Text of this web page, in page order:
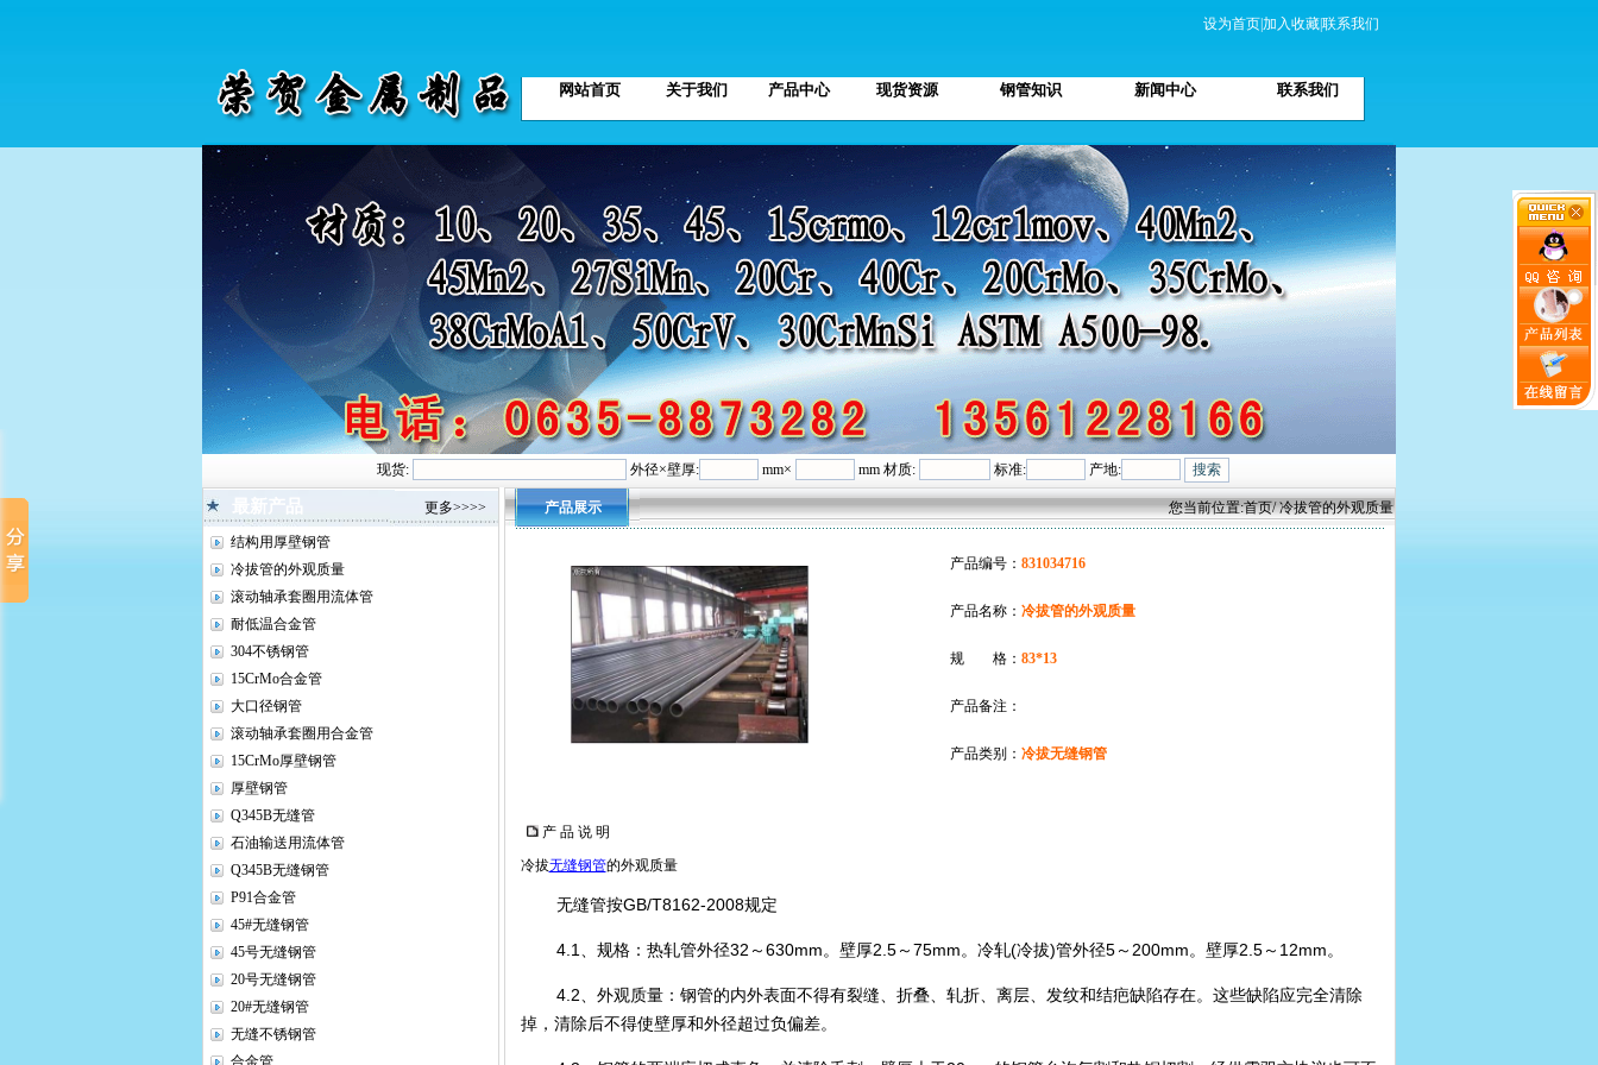
设为首页加入收藏联系我们
网站首页 关于我们 产品中心 现货资源 钢管知识 新闻中心 联系我们
现货: 外径×壁厚: mm× mm 材质: 标准: 产地:
最新产品 更多>>>>
结构用厚壁钢管
冷拔管的外观质量
滚动轴承套圈用流体管
耐低温合金管
304不锈钢管
15CrMo合金管
大口径钢管
滚动轴承套圈用合金管
15CrMo厚壁钢管
厚壁钢管
Q345B无缝管
石油输送用流体管
Q345B无缝钢管
P91合金管
45#无缝钢管
45号无缝钢管
20号无缝钢管
20#无缝钢管
无缝不锈钢管
合金管
产品展示 您当前位置:首页/ 冷拔管的外观质量
产品编号： 831034716
产品名称： 冷拔管的外观质量
规 格： 83*13
产品备注：
产品类别： 冷拔无缝钢管
产 品 说 明
冷拔无缝钢管的外观质量
无缝管按GB/T8162-2008规定
4.1、规格：热轧管外径32～630mm。壁厚2.5～75mm。冷轧(冷拔)管外径5～200mm。壁厚2.5～12mm。
4.2、外观质量：钢管的内外表面不得有裂缝、折叠、轧折、离层、发纹和结疤缺陷存在。这些缺陷应完全清除
掉，清除后不得使壁厚和外径超过负偏差。